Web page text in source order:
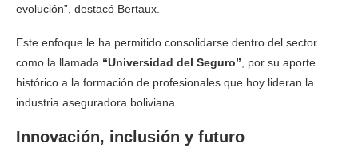
evolución”, destacó Bertaux.
Este enfoque le ha permitido consolidarse dentro del sector
como la llamada “Universidad del Seguro”, por su aporte
histórico a la formación de profesionales que hoy lideran la
industria aseguradora boliviana.
Innovación, inclusión y futuro